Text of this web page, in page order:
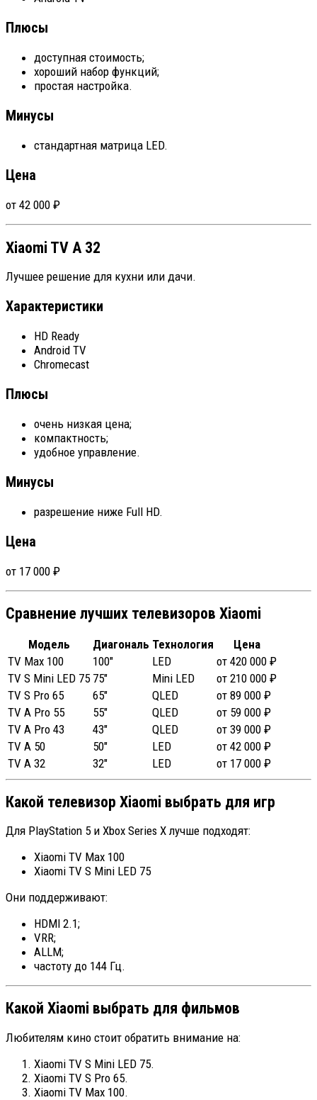
Плюсы
доступная стоимость;
хороший набор функций;
простая настройка.
Минусы
стандартная матрица LED.
Цена
от 42 000 ₽
Xiaomi TV A 32
Лучшее решение для кухни или дачи.
Характеристики
HD Ready
Android TV
Chromecast
Плюсы
очень низкая цена;
компактность;
удобное управление.
Минусы
разрешение ниже Full HD.
Цена
от 17 000 ₽
Сравнение лучших телевизоров Xiaomi
Модель Диагональ Технология
Цена
TV Max 100
100″ LED
от 420 000 ₽
TV S Mini LED 75 75″ Mini LED
от 210 000 ₽
TV S Pro 65
65″ QLED
от 89 000 ₽
TV A Pro 55
55″ QLED
от 59 000 ₽
TV A Pro 43
43″ QLED
от 39 000 ₽
TV A 50
50″ LED
от 42 000 ₽
TV A 32
32″ LED от 17 000 ₽
Какой телевизор Xiaomi выбрать для игр
Для PlayStation 5 и Xbox Series X лучше подходят:
Xiaomi TV Max 100
Xiaomi TV S Mini LED 75
Они поддерживают:
HDMI 2.1;
VRR;
ALLM;
частоту до 144 Гц.
Какой Xiaomi выбрать для фильмов
Любителям кино стоит обратить внимание на:
Xiaomi TV S Mini LED 75.
Xiaomi TV S Pro 65.
Xiaomi TV Max 100.